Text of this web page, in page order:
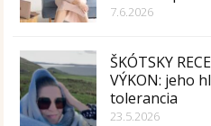
7.6.2026
ŠKÓTSKY
VÝKON: jeho
tolerancia
23.5.2026